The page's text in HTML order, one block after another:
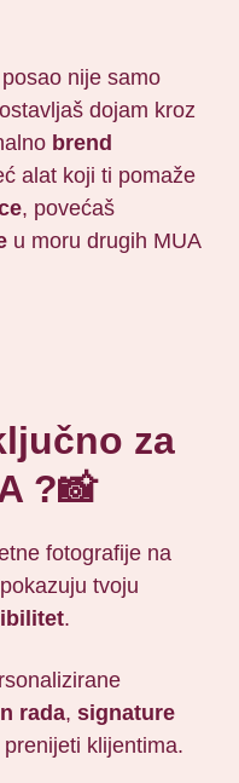
nije samo
dojam kroz
brend
alat koji ti pomaže
, povećaš
u moru drugih MUA
za
?📸
fotografije na
tvoju
.
rada, signature
klijentima.